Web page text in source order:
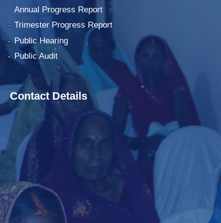
Annual Progress Report
Trimester Progress Report
Public Hearing
Public Audit
Contact Details